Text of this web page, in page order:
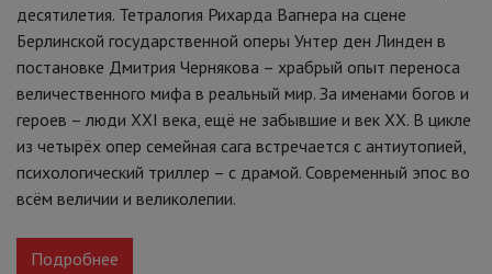
десятилетия. Тетралогия Рихарда Вагнера на сцене
Берлинской государственной оперы Унтер ден Линден в
постановке Дмитрия Чернякова – храбрый опыт переноса
величественного мифа в реальный мир. За именами богов и
героев – люди ХХI века, ещё не забывшие и век ХХ. В цикле
из четырёх опер семейная сага встречается с антиутопией,
психологический триллер – с драмой. Современный эпос во
всём величии и великолепии.
Подробнее